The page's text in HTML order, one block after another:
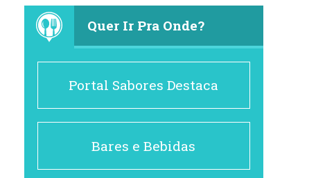
Quer Ir Pra Onde?
Portal Sabores Destaca
Bares e Bebidas